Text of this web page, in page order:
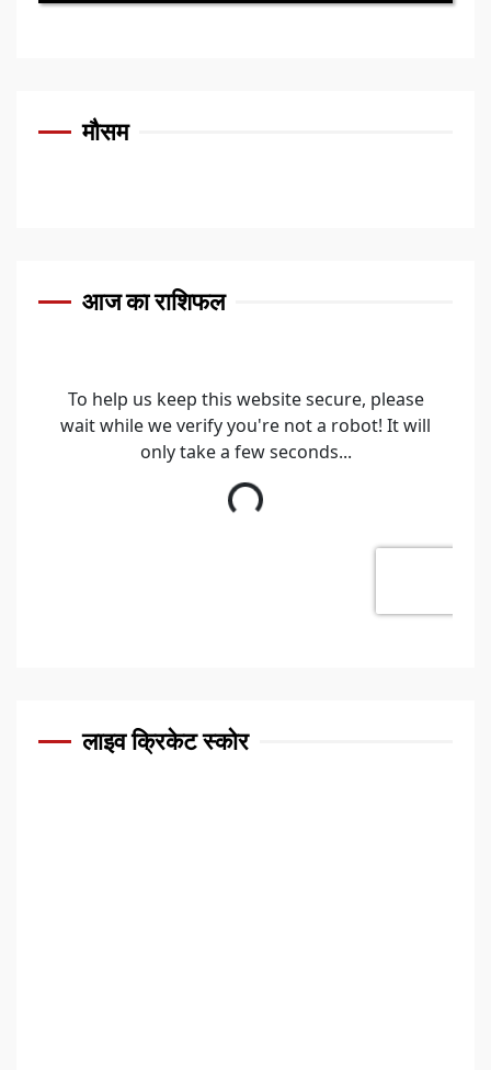
मौसम
आज का राशिफल
लाइव क्रिकेट स्कोर